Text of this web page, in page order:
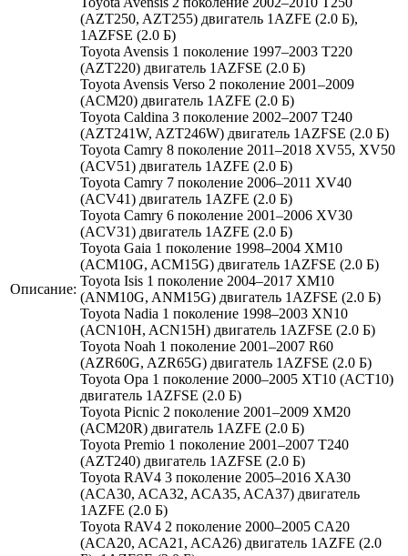
Описание:
(AZT250, AZT255) двигатель 1AZFE (2.0 Б),
1AZFSE (2.0 Б)
Toyota Avensis 1 поколение 1997–2003 T220
(AZT220) двигатель 1AZFSE (2.0 Б)
Toyota Avensis Verso 2 поколение 2001–2009
(ACM20) двигатель 1AZFE (2.0 Б)
Toyota Caldina 3 поколение 2002–2007 T240
(AZT241W, AZT246W) двигатель 1AZFSE (2.0 Б)
Toyota Camry 8 поколение 2011–2018 XV55, XV50
(ACV51) двигатель 1AZFE (2.0 Б)
Toyota Camry 7 поколение 2006–2011 XV40
(ACV41) двигатель 1AZFE (2.0 Б)
Toyota Camry 6 поколение 2001–2006 XV30
(ACV31) двигатель 1AZFE (2.0 Б)
Toyota Gaia 1 поколение 1998–2004 XM10
(ACM10G, ACM15G) двигатель 1AZFSE (2.0 Б)
Toyota Isis 1 поколение 2004–2017 XM10
(ANM10G, ANM15G) двигатель 1AZFSE (2.0 Б)
Toyota Nadia 1 поколение 1998–2003 XN10
(ACN10H, ACN15H) двигатель 1AZFSE (2.0 Б)
Toyota Noah 1 поколение 2001–2007 R60
(AZR60G, AZR65G) двигатель 1AZFSE (2.0 Б)
Toyota Opa 1 поколение 2000–2005 XT10 (ACT10)
двигатель 1AZFSE (2.0 Б)
Toyota Picnic 2 поколение 2001–2009 XM20
(ACM20R) двигатель 1AZFE (2.0 Б)
Toyota Premio 1 поколение 2001–2007 T240
(AZT240) двигатель 1AZFSE (2.0 Б)
Toyota RAV4 3 поколение 2005–2016 XA30
(ACA30, ACA32, ACA35, ACA37) двигатель
1AZFE (2.0 Б)
Toyota RAV4 2 поколение 2000–2005 CA20
(ACA20, ACA21, ACA26) двигатель 1AZFE (2.0